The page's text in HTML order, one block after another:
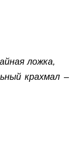
ложка,
крахмал –